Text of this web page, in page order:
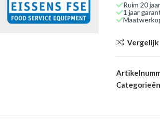
Ruim 20
1 jaar
Vergelijk